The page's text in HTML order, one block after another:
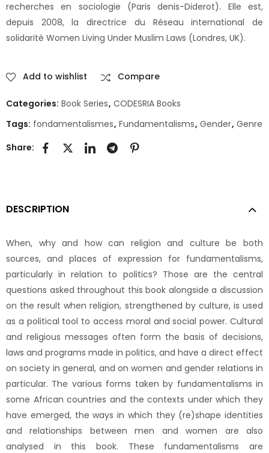
recherches en sociologie (Paris denis-Diderot). Elle est,
depuis 2008, la directrice du Réseau international de
solidarité Women Living Under Muslim Laws (Londres, UK).
Add to wishlist Compare
Categories: Book Series, CODESRIA Books
Tags: fondamentalismes, Fundamentalisms, Gender, Genre
Share:
DESCRIPTION
When, why and how can religion and culture be both
sources, and places of expression for fundamentalisms,
particularly in relation to politics? Those are the central
questions asked throughout this book alongside a discussion
on the result when religion, strengthened by culture, is used
as a political tool to access moral and social power. Cultural
and religious messages often form the basis of decisions,
laws and programs made in politics, and have a direct effect
on society in general, and on women and gender relations in
particular. The various forms taken by fundamentalisms in
some African countries and the contexts under which they
have emerged, the ways in which they (re)shape identities
and relationships between men and women are also
analysed in this book. These fundamentalisms are